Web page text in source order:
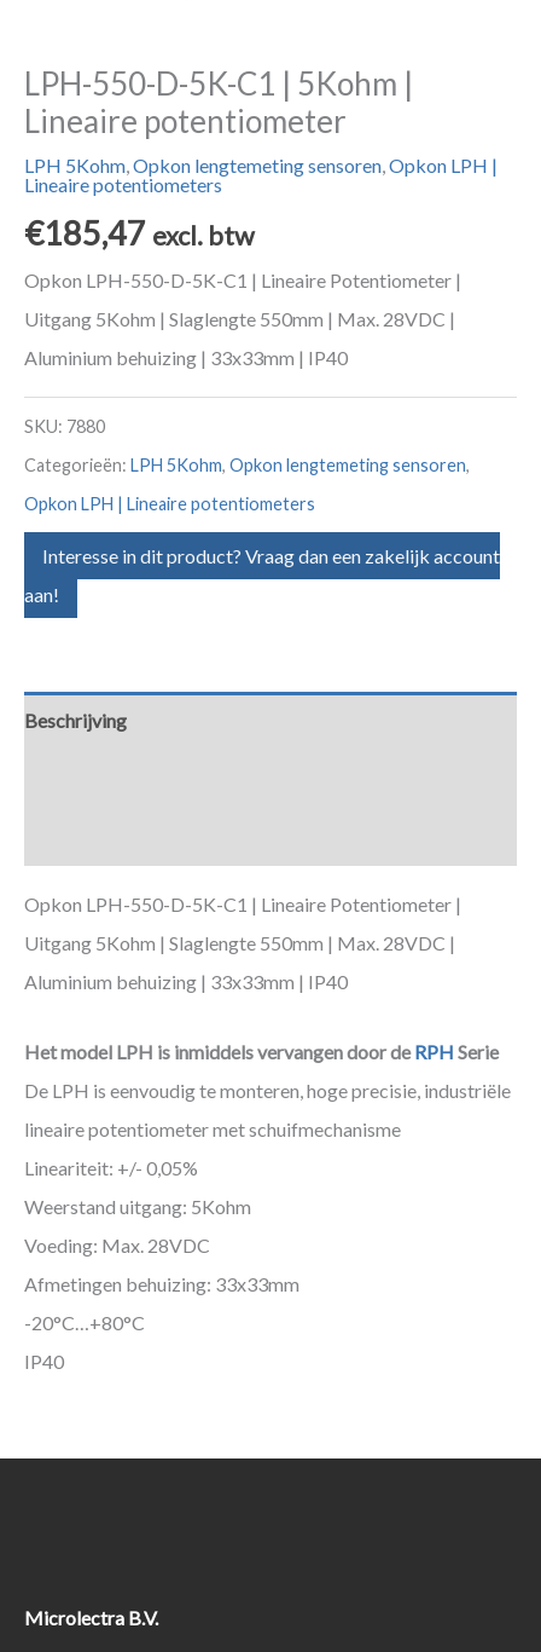
LPH-550-D-5K-C1 | 5Kohm |
Lineaire potentiometer
LPH 5Kohm,Opkon lengtemeting sensoren,Opkon LPH |
Lineaire potentiometers
€185,47 excl. btw
Opkon LPH-550-D-5K-C1 | Lineaire Potentiometer |
Uitgang 5Kohm | Slaglengte 550mm | Max. 28VDC |
Aluminium behuizing | 33x33mm | IP40
SKU: 7880
Categorieën: LPH 5Kohm, Opkon lengtemeting sensoren,
Opkon LPH | Lineaire potentiometers
Interesse in dit product? Vraag dan een zakelijk account
aan!
Beschrijving
Opkon LPH-550-D-5K-C1 | Lineaire Potentiometer |
Uitgang 5Kohm | Slaglengte 550mm | Max. 28VDC |
Aluminium behuizing | 33x33mm | IP40
Het model LPH is inmiddels vervangen door deRPH Serie
De LPH is eenvoudig te monteren, hoge precisie, industriële
lineaire potentiometer met schuifmechanisme
Lineariteit: +/- 0,05%
Weerstand uitgang: 5Kohm
Voeding: Max. 28VDC
Afmetingen behuizing: 33x33mm
-20°C…+80°C
IP40
Microlectra B.V.